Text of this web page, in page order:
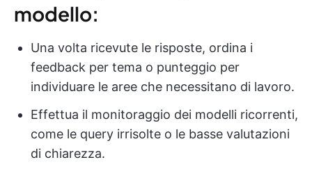
modello:
Una volta ricevute le risposte, ordina i
feedback per tema o punteggio per
individuare le aree che necessitano di lavoro.
Effettua il monitoraggio dei modelli ricorrenti,
come le query irrisolte o le basse valutazioni
di chiarezza.